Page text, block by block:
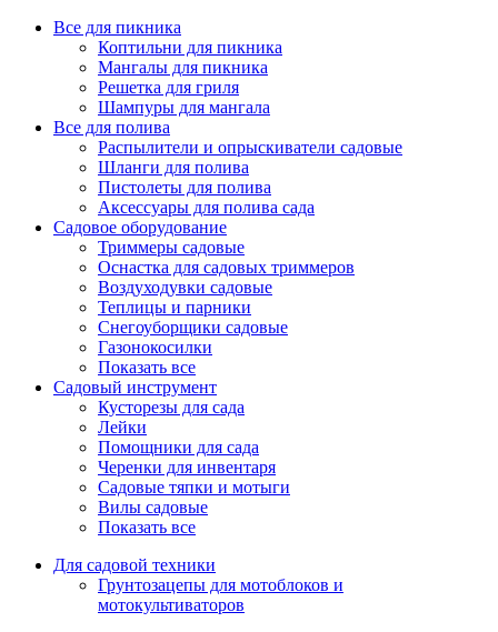
Все для пикника
Коптильни для пикника
Мангалы для пикника
Решетка для гриля
Шампуры для мангала
Все для полива
Распылители и опрыскиватели садовые
Шланги для полива
Пистолеты для полива
Аксессуары для полива сада
Садовое оборудование
Триммеры садовые
Оснастка для садовых триммеров
Воздуходувки садовые
Теплицы и парники
Снегоуборщики садовые
Газонокосилки
Показать все
Садовый инструмент
Кусторезы для сада
Лейки
Помощники для сада
Черенки для инвентаря
Садовые тяпки и мотыги
Вилы садовые
Показать все
Для садовой техники
Грунтозацепы для мотоблоков и
мотокультиваторов